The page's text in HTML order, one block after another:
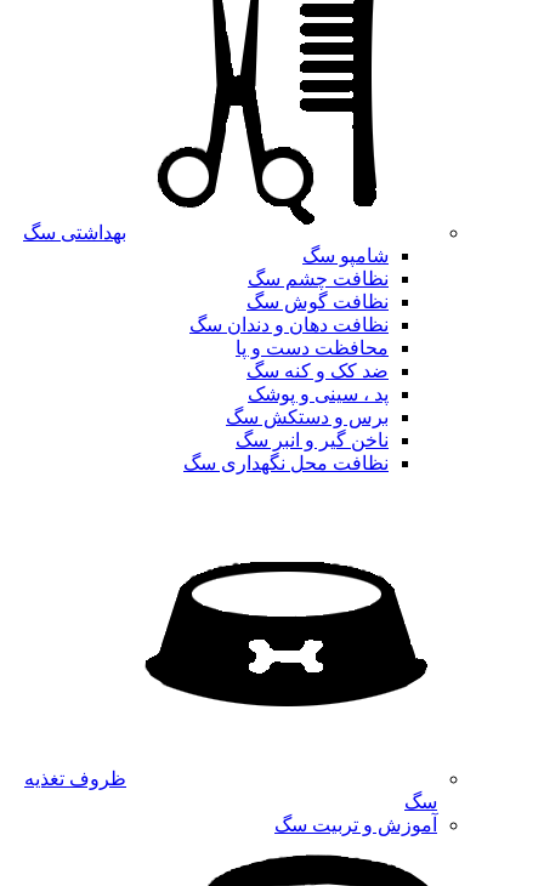
بهداشتی سگ
شامپو سگ
نظافت چشم سگ
نظافت گوش سگ
نظافت دهان و دندان سگ
محافظت دست و پا
ضد کک و کنه سگ
پد ، سینی و پوشک
برس و دستکش سگ
ناخن گیر و انبر سگ
نظافت محل نگهداری سگ
ظروف تغذیه
سگ
آموزش و تربیت سگ